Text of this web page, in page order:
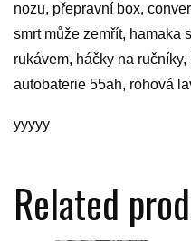
nozu, přepravní box,
smrt může zemřít, hamaka
rukávem, háčky na
autobaterie 55ah, rohová
yyyyy
Related